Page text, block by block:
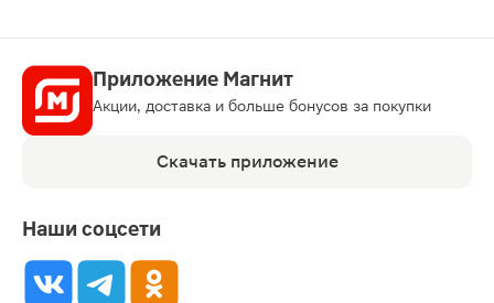
Приложение Магнит
Акции, доставка и больше бонусов за покупки
Скачать приложение
Наши соцсети